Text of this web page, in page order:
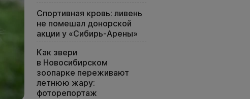
Спортивная кровь: ливень
не помешал донорской
акции у «Сибирь-Арены»
Как звери
в Новосибирском
зоопарке переживают
летнюю жару:
фоторепортаж